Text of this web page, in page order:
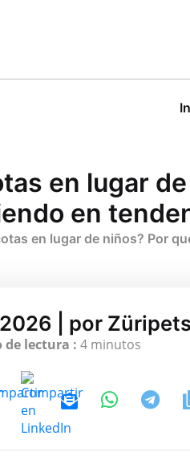
en lugar
en
en lugar de niños? Por
| por
de lectura : 4 minutos